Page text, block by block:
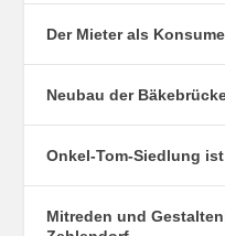
Der Mieter als
Neubau der
Onkel-Tom-Siedlung
Mitreden und